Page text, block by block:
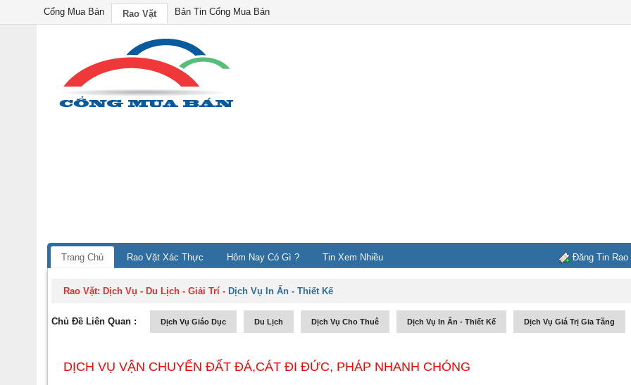
Cổng Mua Bán Rao Vặt Bản Tin Cổng Mua Bán
Trang Chủ Rao Vặt Xác Thực Hôm Nay Có Gì ? Tin Xem Nhiều Đăng Tin Rao
Rao Vặt: Dịch Vụ - Du Lịch - Giải Trí - Dịch Vụ In Ấn - Thiết Kế
Chủ Đề Liên Quan : Dịch Vụ Giáo Dục Du Lịch Dịch Vụ Cho Thuê Dịch Vụ In Ấn - Thiết Kế Dịch Vụ Giá Trị Gia Tăng
DỊCH VỤ VẬN CHUYỂN ĐẤT ĐÁ,CÁT ĐI ĐỨC, PHÁP NHANH CHÓNG